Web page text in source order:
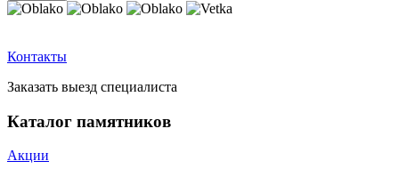
Контакты
Заказать выезд специалиста
Каталог памятников
Акции